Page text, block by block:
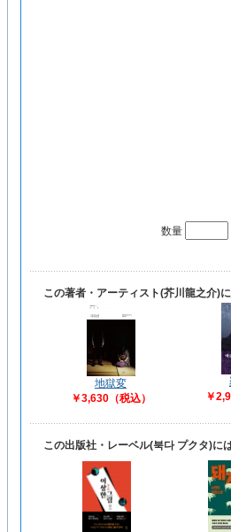
数量
この著者・アーティスト(芥川龍之介)
地獄変
￥3,630（税込）
￥
この出版社・レーベル(북다 プクタ)に